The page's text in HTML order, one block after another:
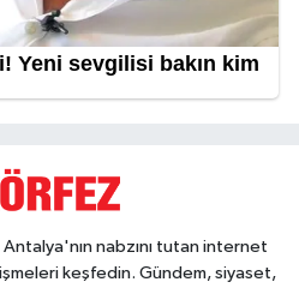
nabzını tutan internet
keşfedin. Gündem, siyaset,